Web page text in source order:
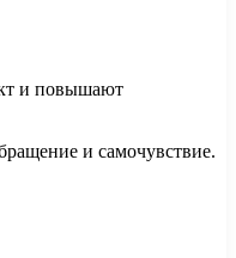
и повышают
и самочувствие.